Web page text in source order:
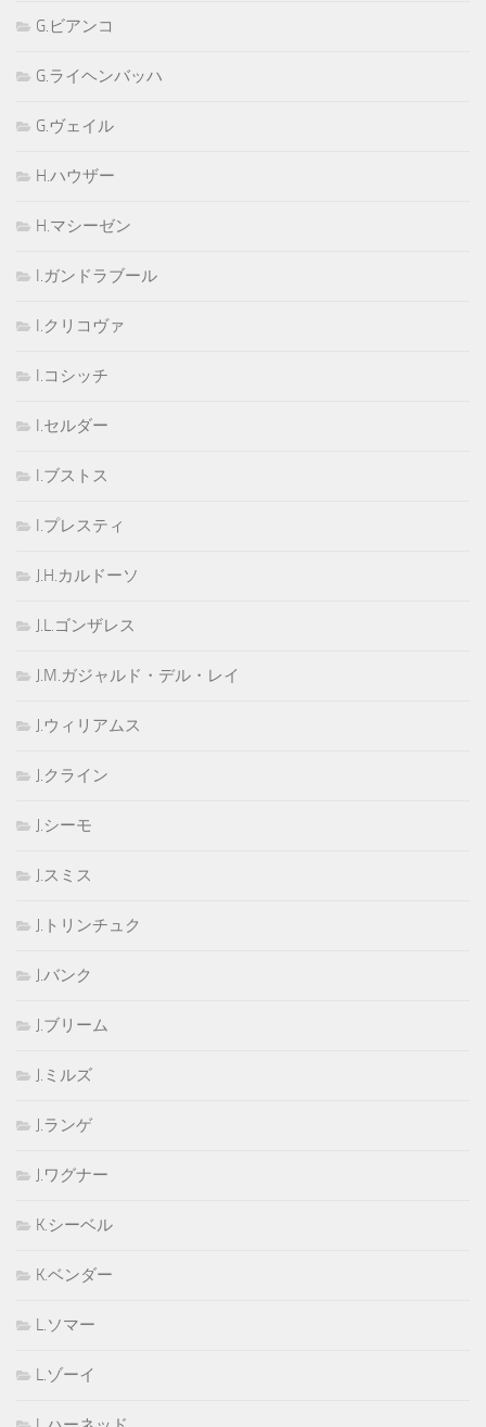
G.ビアンコ
G.ライヘンバッハ
G.ヴェイル
H.ハウザー
H.マシーゼン
I.ガンドラブール
I.クリコヴァ
I.コシッチ
I.セルダー
I.ブストス
I.プレスティ
J.H.カルドーソ
J.L.ゴンザレス
J.M.ガジャルド・デル・レイ
J.ウィリアムス
J.クライン
J.シーモ
J.スミス
J.トリンチュク
J.バンク
J.ブリーム
J.ミルズ
J.ランゲ
J.ワグナー
K.シーベル
K.ベンダー
L.ソマー
L.ゾーイ